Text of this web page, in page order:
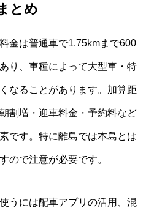
とめ
金は普通車で1.75kmまで600
り、車種によって大型車・特
なることがあります。加算距
割増・迎車料金・予約料など
です。特に離島では本島とは
ので注意が必要です。
うには配車アプリの活用、混